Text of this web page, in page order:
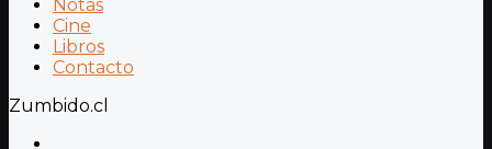
Notas
Cine
Libros
Contacto
Zumbido.cl